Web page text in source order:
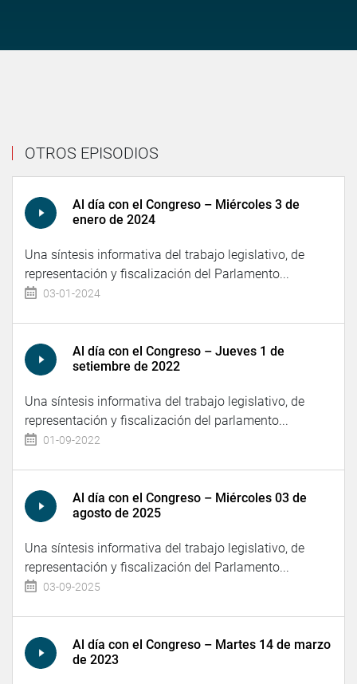
OTROS EPISODIOS
Al día con el Congreso – Miércoles 3 de
enero de 2024
Una síntesis informativa del trabajo legislativo, de
representación y fiscalización del Parlamento...
03-01-2024
Al día con el Congreso – Jueves 1 de
setiembre de 2022
Una síntesis informativa del trabajo legislativo, de
representación y fiscalización del parlamento...
01-09-2022
Al día con el Congreso – Miércoles 03 de
agosto de 2025
Una síntesis informativa del trabajo legislativo, de
representación y fiscalización del Parlamento...
03-09-2025
Al día con el Congreso – Martes 14 de marzo
de 2023